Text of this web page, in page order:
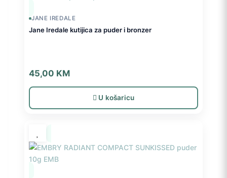
JANE IREDALE
Jane Iredale kutijica za puder i bronzer
45,00 KM
U košaricu